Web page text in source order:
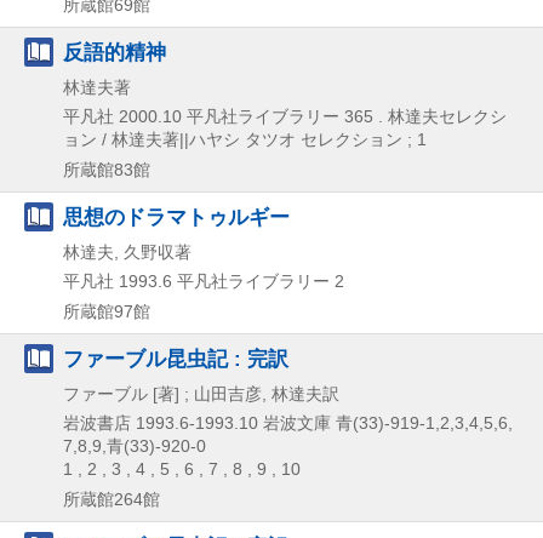
所蔵館69館
反語的精神
林達夫著
平凡社 2000.10 平凡社ライブラリー 365 . 林達夫セレクシ
ョン / 林達夫著||ハヤシ タツオ セレクション ; 1
所蔵館83館
思想のドラマトゥルギー
林達夫, 久野収著
平凡社 1993.6 平凡社ライブラリー 2
所蔵館97館
ファーブル昆虫記 : 完訳
ファーブル [著] ; 山田吉彦, 林達夫訳
岩波書店 1993.6-1993.10 岩波文庫 青(33)-919-1, 2, 3, 4, 5, 6,
7, 8, 9, 青(33)-920-0
1 , 2 , 3 , 4 , 5 , 6 , 7 , 8 , 9 , 10
所蔵館264館